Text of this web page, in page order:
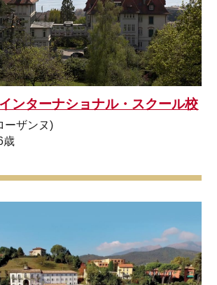
ンターナショナル・スクール校
ーザンヌ)
歳